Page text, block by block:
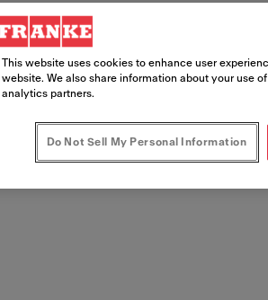
This website uses cookies to enhance user
website. We also share information about your use
analytics partners.
Do Not Sell My Personal Information